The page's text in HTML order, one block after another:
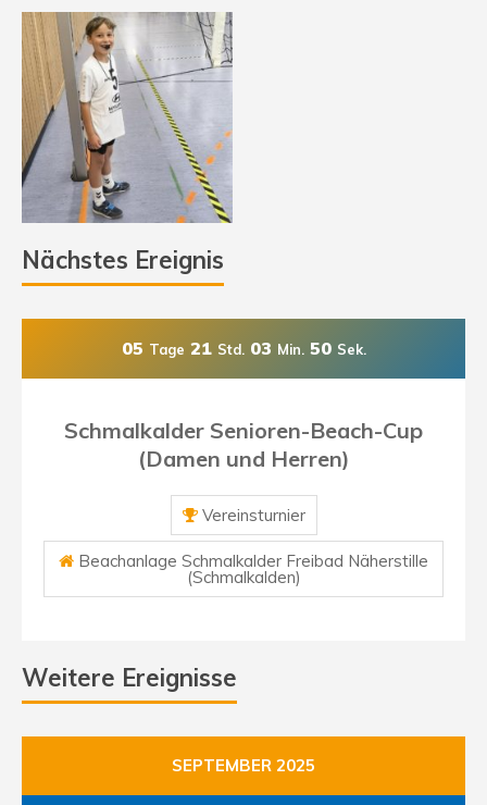
Nächstes Ereignis
05 Tage 21 Std. 03 Min. 49 Sek.
Schmalkalder Senioren-Beach-Cup
(Damen und Herren)
Vereinsturnier
Beachanlage Schmalkalder Freibad Näherstille
(Schmalkalden)
Weitere Ereignisse
SEPTEMBER 2025